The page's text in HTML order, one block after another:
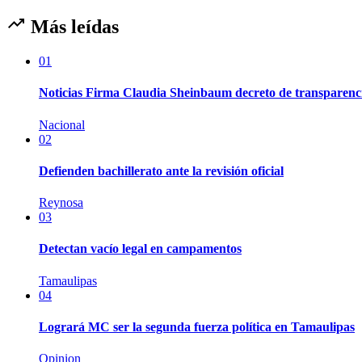
Más leídas
01
Noticias Firma Claudia Sheinbaum decreto de
Nacional
02
Defienden bachillerato ante la revisión oficial
Reynosa
03
Detectan vacío legal en campamentos
Tamaulipas
04
Logrará MC ser la segunda fuerza política en Tamaulipas
Opinion